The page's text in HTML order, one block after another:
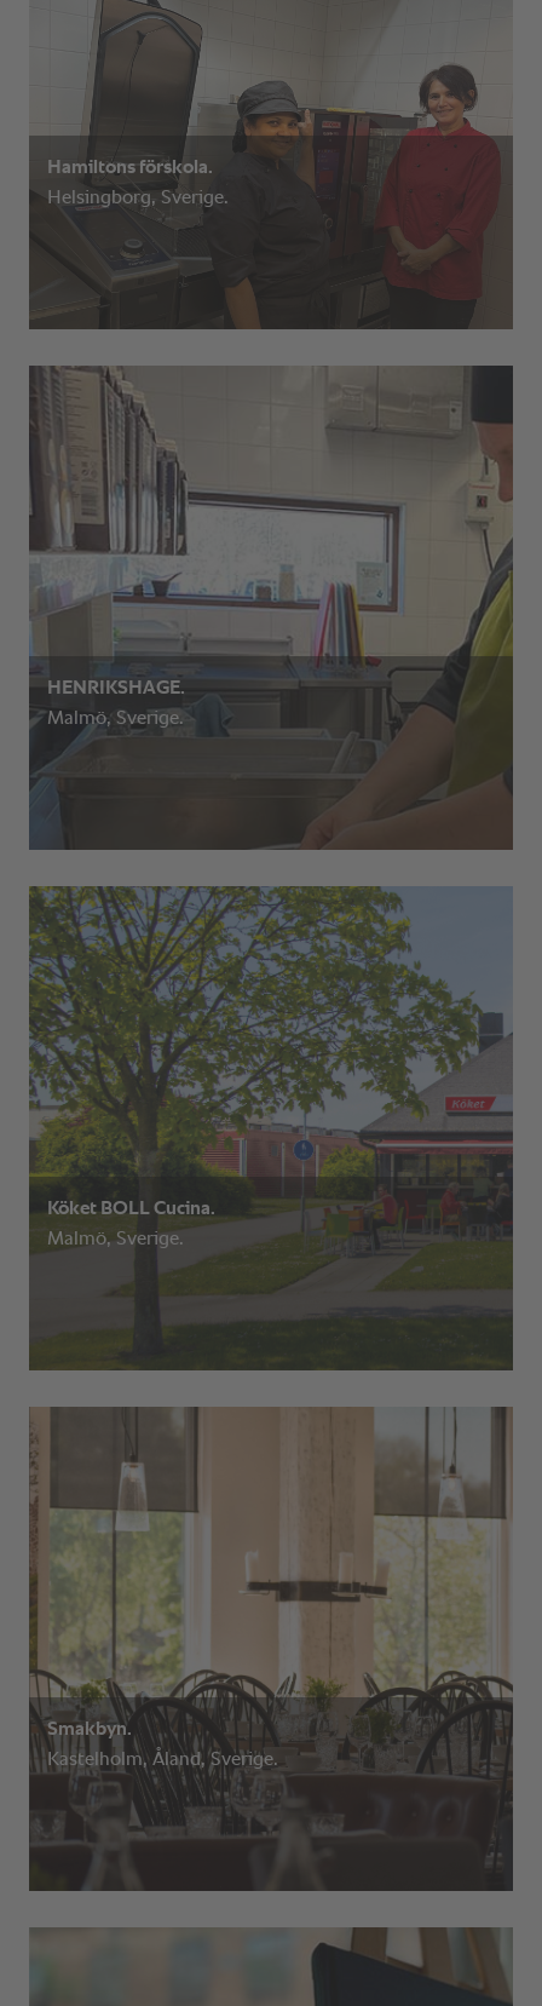
Hamiltons förskola.
Helsingborg, Sverige.
HENRIKSHAGE.
Malmö, Sverige.
Köket BOLL Cucina.
Malmö, Sverige.
Smakbyn.
Kastelholm, Åland, Sverige.